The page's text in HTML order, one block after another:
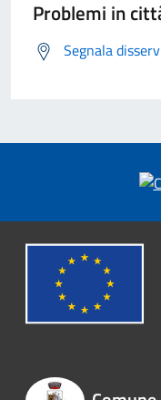
Problemi in
Segnala